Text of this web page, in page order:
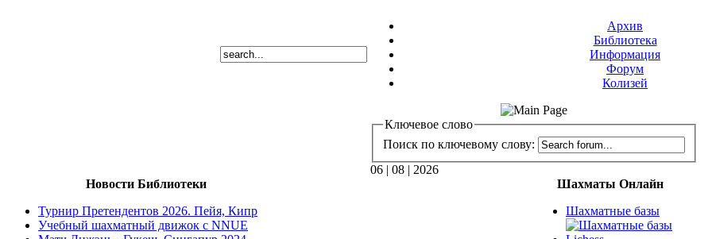
Архив
Библиотека
Информация
Форум
Колизей
Ключевое слово
Поиск по ключевому слову:
06 | 08 | 2026
Новости Библиотеки
Турнир Претендентов 2026. Пейя, Кипр
Учебный шахматный движок с NNUE
Шахматы Онлайн
Шахматные базы